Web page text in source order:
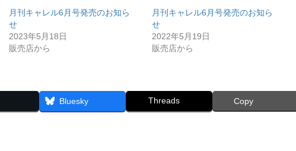
月刊キャレル6月号発売のお知ら
せ
2023年5月18日
販売店から
月刊キャレル6月号発売のお知ら
せ
2022年5月19日
販売店から
Bluesky Threads Copy